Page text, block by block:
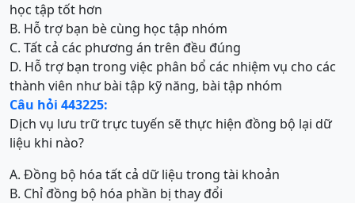
học tập tốt hơn
B. Hỗ trợ bạn bè cùng học tập nhóm
C. Tất cả các phương án trên đều đúng
D. Hỗ trợ bạn trong việc phân bổ các nhiệm vụ cho các
thành viên như bài tập kỹ năng, bài tập nhóm
Câu hỏi 443225:
Dịch vụ lưu trữ trực tuyến sẽ thực hiện đồng bộ lại dữ
liệu khi nào?
A. Đồng bộ hóa tất cả dữ liệu trong tài khoản
B. Chỉ đồng bộ hóa phần bị thay đổi